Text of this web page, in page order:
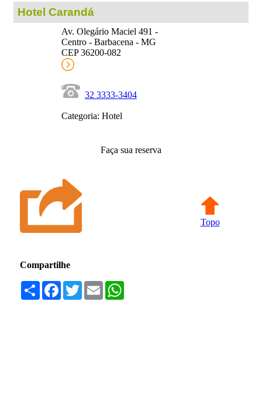
Hotel Carandá
Av. Olegário Maciel 491 -
Centro - Barbacena - MG
CEP 36200-082
32 3333-3404
Categoria: Hotel
Faça sua reserva
Topo
Compartilhe
Compartilhar
Facebook
TwitterEmail